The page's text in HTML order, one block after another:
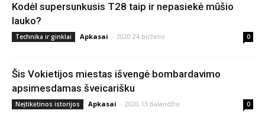
Kodėl supersunkusis T28 taip ir nepasiekė mūšio
lauko?
Technika ir ginklai Apkasai - 2020 24 birželio 0
Šis Vokietijos miestas išvengė bombardavimo
apsimesdamas šveicarišku
Neįtikėtinos istorijos Apkasai - 2020 13 balandžio 0